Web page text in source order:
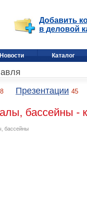
Добавить
в деловой
Новости Каталог
Презентации 45
бассейны -
бассейны